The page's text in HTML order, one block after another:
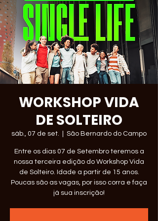
WORKSHOP VIDA
DE SOLTEIRO
sáb., 07 de set. São Bernardo do Campo
Entre os dias 07 de Setembro teremos a
nossa terceira edição do Workshop Vida
de Solteiro. Idade a partir de 15 anos.
Poucas são as vagas, por isso corra e faça
já sua inscrição!